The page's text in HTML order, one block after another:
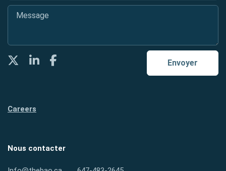
Message
Envoyer
TwitterLinkedInFacebook
Careers
Nous contacter